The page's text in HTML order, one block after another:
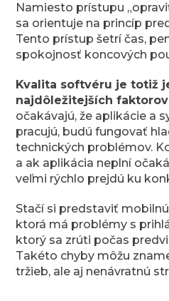
Namiesto prístupu
sa orientuje na princíp
Tento prístup šetrí čas,
spokojnosť koncových
Kvalita softvéru je totiž
najdôležitejších
očakávajú, že aplikácie a
pracujú, budú fungovať
technických problémov.
a ak aplikácia neplní
veľmi rýchlo prejdú ku
Stačí si predstaviť
ktorá má problémy s
ktorý sa zrúti počas
Takéto chyby môžu
tržieb, ale aj nenávratnú